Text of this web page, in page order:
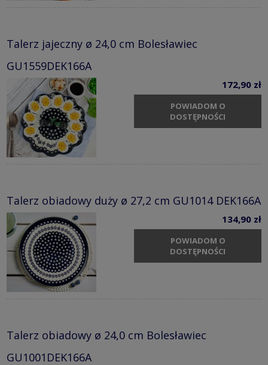
Talerz jajeczny ø 24,0 cm Bolesławiec
GU1559DEK166A
172,90 zł
POWIADOM O
DOSTĘPNOŚCI
Talerz obiadowy duży ø 27,2 cm GU1014 DEK166A
134,90 zł
POWIADOM O
DOSTĘPNOŚCI
Talerz obiadowy ø 24,0 cm Bolesławiec
GU1001DEK166A